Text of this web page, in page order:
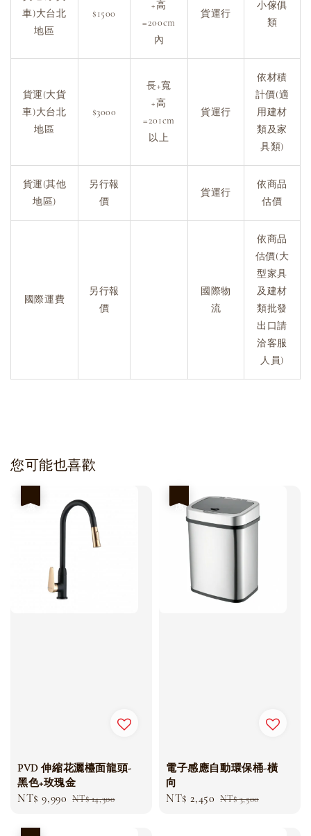
車)大台北
地區
$1500
+高
=200cm
內
貨運行
小傢俱
類
貨運(大貨
車)大台北
地區
$3000
長+寬
+高
=201cm
以上
貨運行
依材積
計價(適
用建材
類及家
具類)
貨運(其他
地區)
另行報
價
貨運行
依商品
估價
國際運費
另行報
價
國際物
流
依商品
估價(大
型家具
及建材
類批發
出口請
洽客服
人員)
您可能也喜歡
PVD 伸縮花灑檯面龍頭-
黑色+玫瑰金
Sale
NT$ 9,990 Regular
NT$ 14,300
電子感應自動環保桶-橫
向
Sale
NT$ 2,450 Regular
NT$ 3,500